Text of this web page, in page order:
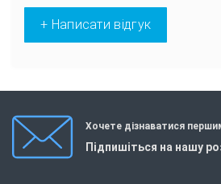
+ Написати відгук
Хочете дізнаватися
Підпишіться на нашу